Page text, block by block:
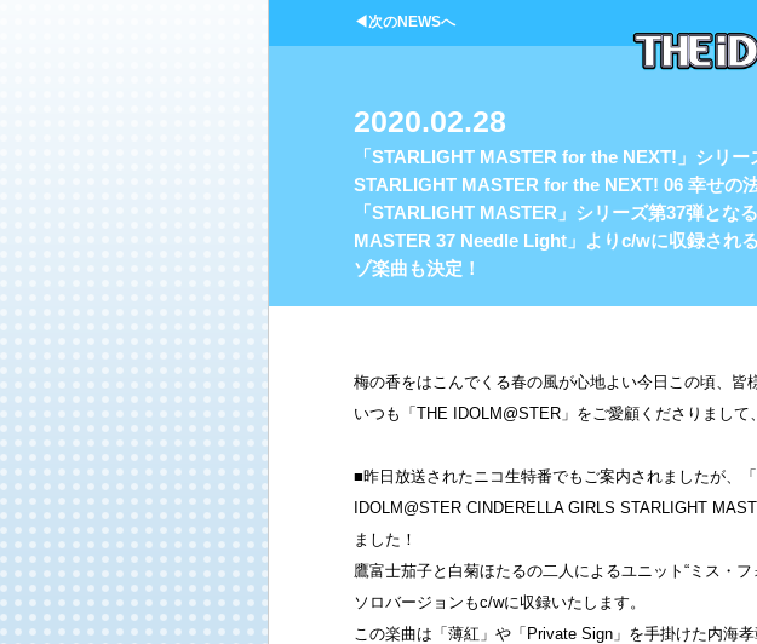
◀次のNEWSへ
2020.02.28
「STARLIGHT MASTER for the NEXT!」シリ
STARLIGHT MASTER for the NEXT! 06 幸せの
「STARLIGHT MASTER」シリーズ第37弾と
MASTER 37 Needle Light」よりc/wに収録され
ゾ楽曲も決定！
梅の香をはこんでくる春の風が心地よい今日この頃、皆
いつも「THE IDOLM@STER」をご愛顧くださりまして
■昨日放送されたニコ生特番でもご案内されましたが、
IDOLM@STER CINDERELLA GIRLS STARLIGHT
ました！
鷹富士茄子と白菊ほたるの二人によるユニット“ミス・
ソロバージョンもc/wに収録いたします。
この楽曲は「薄紅」や「Private Sign」を手掛けた内海